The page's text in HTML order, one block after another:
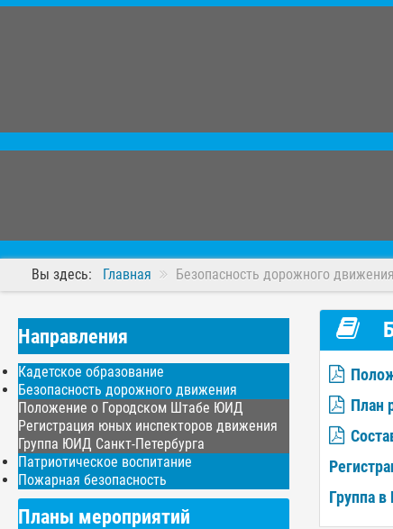
Вы здесь: Главная Безопасность дорожного движения
Направления
Кадетское образование
Безопасность дорожного движения
Положение о Городском Штабе ЮИД
Регистрация юных инспекторов движения
Группа ЮИД Санкт-Петербурга
Патриотическое воспитание
Пожарная безопасность
Планы мероприятий
План
Группа